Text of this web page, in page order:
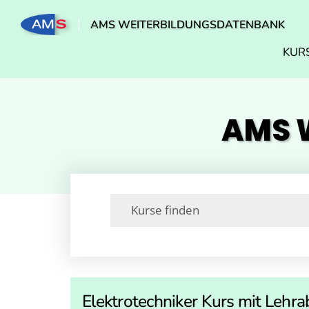
AMS WEITERBILDUNGSDATENBANK
AMS
Elektrotechniker Kurs mit